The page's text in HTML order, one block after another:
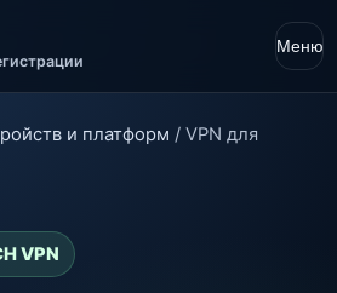
Меню
и платформ / VPN для
VPN